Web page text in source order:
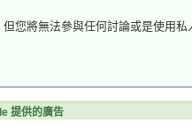
將無法參與任何討論或是使用
提供的廣告